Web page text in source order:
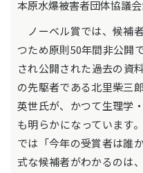
本原水爆被害者団体協議
ノーベル賞では、候補
つため原則50年間非公開
され公開された過去の資
の先駆者である北里柴三
英世氏が、かつて生理学
も明らかになっています
では「今年の受賞者は誰
式な候補者がわかるのは